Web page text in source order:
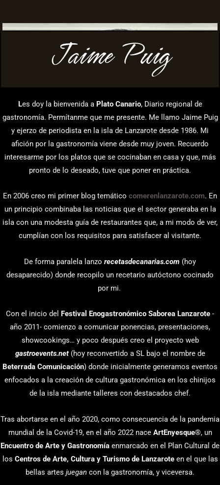
Jaime Puig
Les doy la bienvenida a Plato Canario, Diario regional de
gastronomía. Permítanme que me presente. Me llamo Jaime Puig
y ejerzo de periodista en la isla de Lanzarote desde 1986. Mi
afición por la gastronomía viene desde muy joven. Recuerdo
interesarme por los platos que se cocinaban en casa y que, más
pronto de lo deseado, tuve que poner en práctica.
En 2006 creo mi primer blog temático comerenlanzarote.com. En
un principio combinaba las noticias que el sector generaba en la
isla con una modesta guía de restaurantes que, a mi modo de ver,
cumplían con los requisitos para satisfacer al visitante.
De forma paralela lanzo recetasdecanarias.com (hoy
desaparecido) donde recopilo un recetario autóctono cocinado
por mi.
Con el inicio del Festival Enogastronómico Saborea Lanzarote -
año 2011- comienzo a comunicar ponencias, presentaciones,
showcookings… y poco después creo el proyecto web
gastroevents.net(hoy reconvertido a SL bajo el nombre de
Beterrada Comunicación) donde inicialmente generamos eventos
enfocados a la creación de cultura gastronómica en los chinijos
de la isla mediante talleres con destacados chef.
Tras abortarse en el año 2020, como consecuencia de la pandemia
mundial de la Covid-19, en el año 2022 nace ArtEnyesque®, un
Encuentro de Arte y Gastronomía enmarcado en el Plan Cultural de
los Centros de Arte, Cultura y Turismo de Lanzaroteen el que las
bellas artes juegan con la gastronomía, y viceversa.